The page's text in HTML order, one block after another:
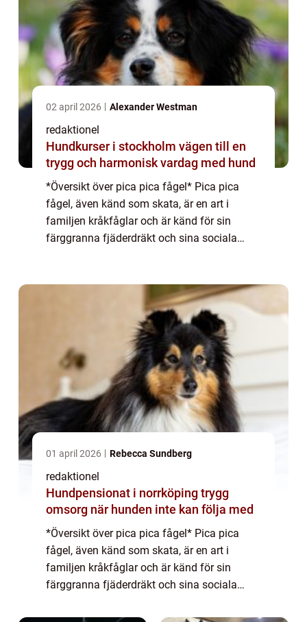
02 april 2026 Alexander Westman
redaktionel
Hundkurser i stockholm vägen till en
trygg och harmonisk vardag med hund
*Översikt över pica pica fågel* Pica pica
fågel, även känd som skata, är en art i
familjen kråkfåglar och är känd för sin
färggranna fjäderdräkt och sina sociala
01 april 2026 Rebecca Sundberg
redaktionel
Hundpensionat i norrköping trygg
omsorg när hunden inte kan följa med
*Översikt över pica pica fågel* Pica pica
fågel, även känd som skata, är en art i
familjen kråkfåglar och är känd för sin
färggranna fjäderdräkt och sina sociala
fjäderdräkt och ljusa blåaktiga vingar